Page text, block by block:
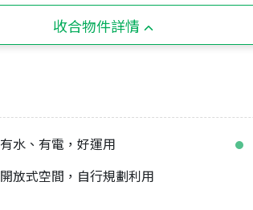
收合物件詳情
有水、有電，好運用
開放式空間，自行規劃利用